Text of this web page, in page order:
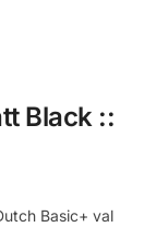
Black ::
Basic+ val